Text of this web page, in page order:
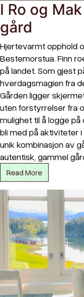
I Ro og
gård
Hjertevarmt opphold
Bestemorstua. Finn
på landet. Som gjest
hverdagsmagien fra
Gården ligger
uten forstyrrelser fra
mulighet til å logge
bli med på aktiviteter
unik kombinasjon av
autentisk, gammel
Read More